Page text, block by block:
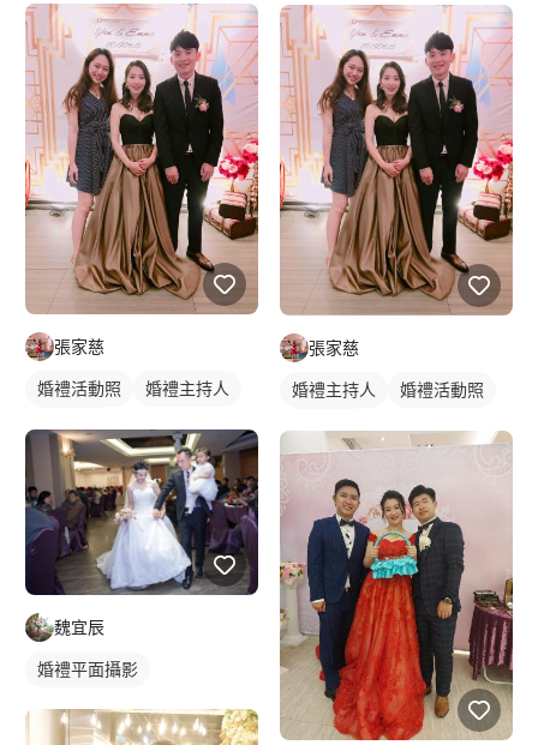
張家慈
婚禮活動照
婚禮主持人
魏宜辰
婚禮平面攝影
張家慈
婚禮主持人
婚禮活動照